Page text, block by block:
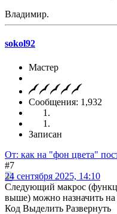
Владимир.
sokol92
Мастер
Сообщения: 1,932
Записан
От: как на "фон цвета"
#7
24 сентября 2025, 14:10
Следующий макрос
выше) можно назначить
Код Выделить Развернуть